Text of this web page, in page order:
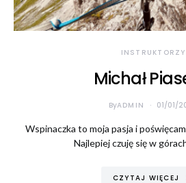
INSTRUKTORZY
Michał
ByADMIN 01/01/
Wspinaczka to moja pasja i
Najlepiej czuję się w
CZYTAJ WIĘCEJ